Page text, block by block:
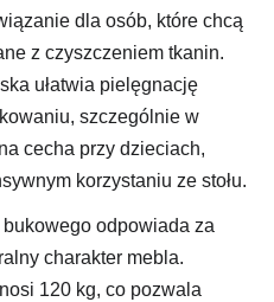
dla osób, które chcą
z czyszczeniem tkanin.
ułatwia pielęgnację
szczególnie w
cecha przy dzieciach,
korzystaniu ze stołu.
odpowiada za
charakter mebla.
120 kg, co pozwala